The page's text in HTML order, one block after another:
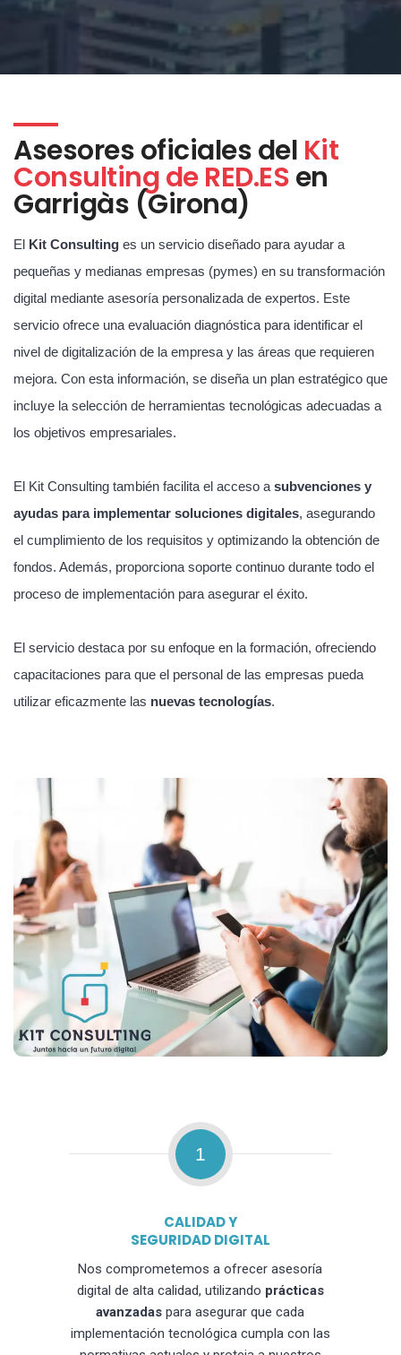
Asesores oficiales del Kit
Consulting de RED.ESen
Garrigàs (Girona)
El Kit Consulting es un servicio diseñado para ayudar a
pequeñas y medianas empresas (pymes) en su transformación
digital mediante asesoría personalizada de expertos. Este
servicio ofrece una evaluación diagnóstica para identificar el
nivel de digitalización de la empresa y las áreas que requieren
mejora. Con esta información, se diseña un plan estratégico que
incluye la selección de herramientas tecnológicas adecuadas a
los objetivos empresariales.
El Kit Consulting también facilita el acceso a subvenciones y
ayudas para implementar soluciones digitales, asegurando
el cumplimiento de los requisitos y optimizando la obtención de
fondos. Además, proporciona soporte continuo durante todo el
proceso de implementación para asegurar el éxito.
El servicio destaca por su enfoque en la formación, ofreciendo
capacitaciones para que el personal de las empresas pueda
utilizar eficazmente las nuevas tecnologías.
1
CALIDAD Y
SEGURIDAD DIGITAL
Nos comprometemos a ofrecer asesoría
digital de alta calidad, utilizando prácticas
avanzadas para asegurar que cada
implementación tecnológica cumpla con las